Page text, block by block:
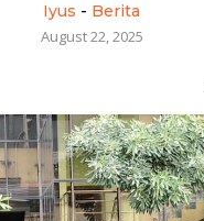
Iyus - Berita
August 22, 2025